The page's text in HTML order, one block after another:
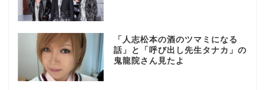
「人志松本の酒のツマミになる
話」と「呼び出し先生タナカ」の
鬼龍院さん見たよ